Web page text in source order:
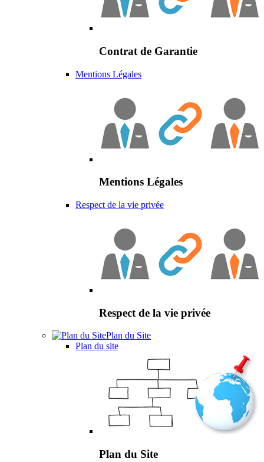
Contrat de Garantie
Mentions Légales
Mentions Légales
Respect de la vie privée
Respect de la vie privée
Plan du Site
Plan du site
Plan du Site